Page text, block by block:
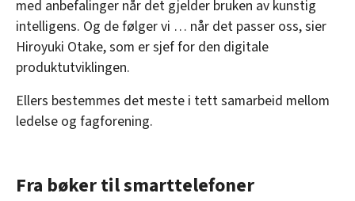
med anbefalinger når det gjelder bruken av kunstig
intelligens. Og de følger vi … når det passer oss, sier
Hiroyuki Otake, som er sjef for den digitale
produktutviklingen.
Ellers bestemmes det meste i tett samarbeid mellom
ledelse og fagforening.
Fra bøker til smarttelefoner